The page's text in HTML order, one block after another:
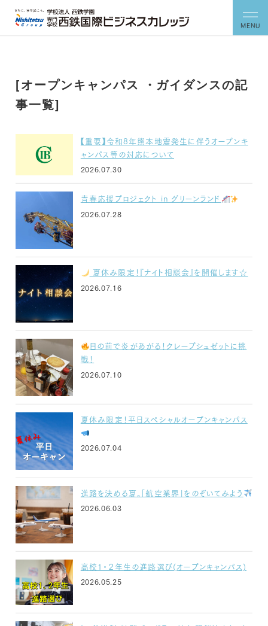
MENU
[オープンキャンパス ・ガイダンスの記
事一覧]
【重要】令和8年熊本地震発生に伴うオープンキ
ャンパス等の対応について
2026.07.30
青春応援プロジェクト in グリーンランド
2026.07.28
夏休み限定！『ナイト相談会』を開催します☆
2026.07.16
目の前で炎があがる！クレープシュゼットに挑
戦！
2026.07.10
夏休み限定！平日スペシャルオープンキャンパス
2026.07.04
進路を決める夏。「航空業界」をのぞいてみよう
2026.06.03
高校1・２年生の進路選び(オープンキャンパス)
2026.05.25